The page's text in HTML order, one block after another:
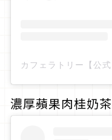
濃厚蘋果肉桂奶茶